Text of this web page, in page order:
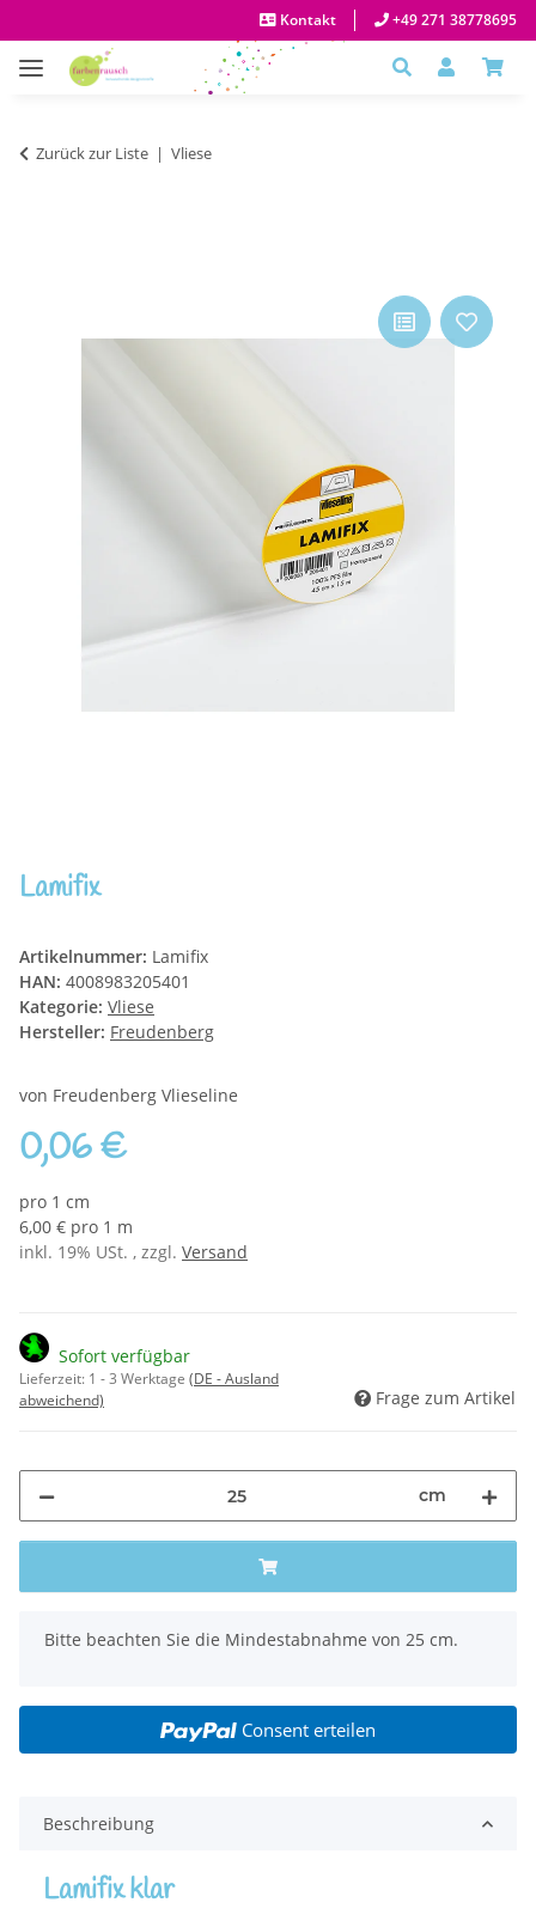
Kontakt +49 271 38778695
Zurück zur Liste Vliese
Lamifix
Artikelnummer: Lamifix
HAN: 4008983205401
Kategorie: Vliese
Hersteller: Freudenberg
von Freudenberg Vlieseline
0,06 €
pro 1 cm
6,00 € pro 1 m
inkl. 19% USt. , zzgl. Versand
Sofort verfügbar
Lieferzeit: 1 - 3 Werktage (DE - Ausland
abweichend)
Frage zum Artikel
cm
x
Bitte beachten Sie die Mindestabnahme von 25 cm.
Consent erteilen
Beschreibung
Lamifix klar